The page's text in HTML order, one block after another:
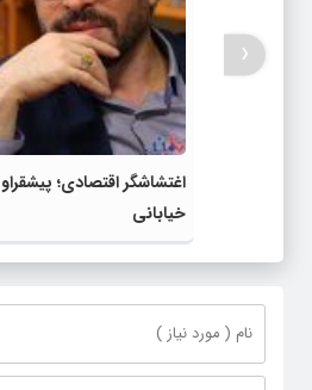
اغتشاشگر اقتصادی؛
خیابانی
‹